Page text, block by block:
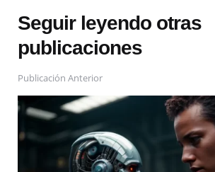
Seguir leyendo otras
publicaciones
Publicación Anterior